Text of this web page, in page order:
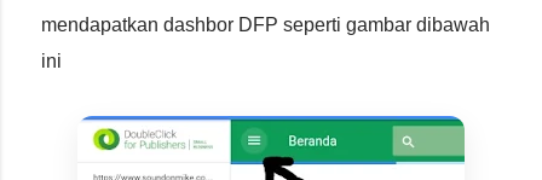
mendapatkan dashbor DFP seperti gambar dibawah
ini